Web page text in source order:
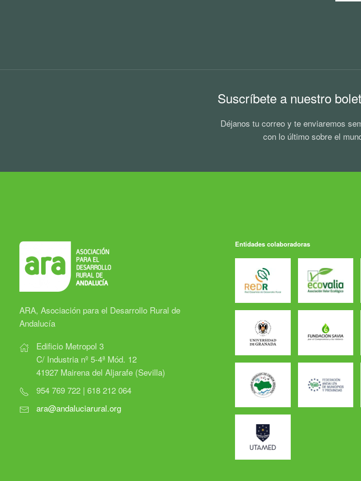
Suscríbete a nuestro
Déjanos tu correo y te enviaremos
con lo último sobre el
ARA, Asociación para el Desarrollo Rural de
Andalucía
Edificio Metropol 3
C/ Industria nº 5-4ª Mód. 12
41927 Mairena del Aljarafe (Sevilla)
954 769 722 | 618 212 064
ara@andaluciarural.org
Entidades colaboradoras